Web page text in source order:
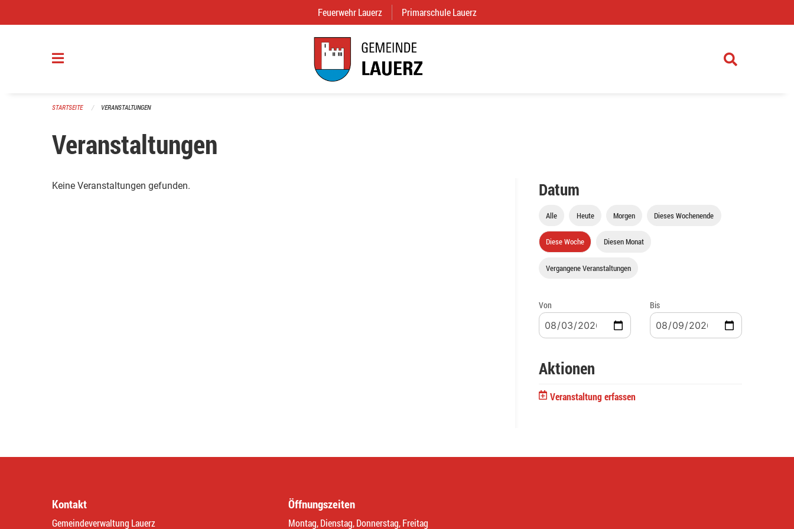
Feuerwehr Lauerz (External Link)
Primarschule Lauerz
STARTSEITE VERANSTALTUNGEN
Veranstaltungen
Keine Veranstaltungen gefunden. Datum
Alle Heute Morgen Dieses Wochenende
Diese Woche Diesen Monat
Vergangene Veranstaltungen
Von Bis
Aktionen
Veranstaltung erfassen
Kontakt
Gemeindeverwaltung Lauerz
Öffnungszeiten
Montag, Dienstag, Donnerstag, Freitag